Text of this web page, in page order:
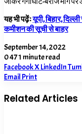
यह भी पढ़ेंःयूपी, बिहार,
कमीशन की सूची से बाहर
September 14, 2022
0471 minute read
FacebookXLinkedIn
Email Print
Related Articles